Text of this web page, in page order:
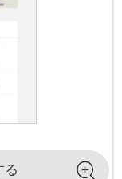
る